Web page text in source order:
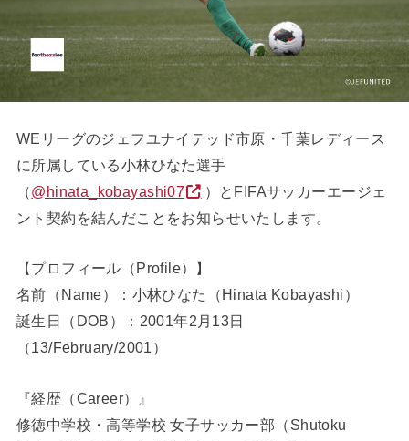
WEリーグのジェフユナイテッド市原・千葉レディース
に所属している小林ひなた選手
（@hinata_kobayashi07
）とFIFAサッカーエージェ
ント契約を結んだことをお知らせいたします。
【プロフィール（Profile）】
名前（Name）：小林ひなた（Hinata Kobayashi）
誕生日（DOB）：2001年2月13日
（13/February/2001）
『経歴（Career）』
修徳中学校・高等学校 女子サッカー部（Shutoku